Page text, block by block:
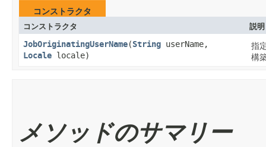
コンストラクタ
コンストラクタ 説明
JobOriginatingUserName​(String userName,
Locale locale)
指
構
メソッドのサマリー